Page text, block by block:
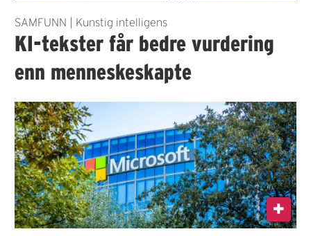
SAMFUNN | Kunstig intelligens
KI-tekster får bedre vurdering
enn menneskeskapte